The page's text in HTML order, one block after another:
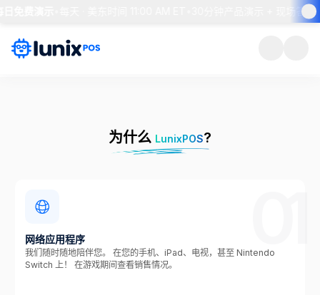
30分钟产品演示 + 现场答疑 •
为什么 LunixPOS?
网络应用程序
我们随时随地陪伴您。 在您的手机、iPad、电视，甚至 Nintendo
Switch 上！ 在游戏期间查看销售情况。